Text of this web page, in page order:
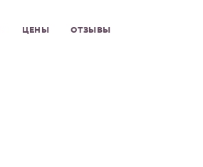
ЦЕНЫ ОТЗЫВЫ